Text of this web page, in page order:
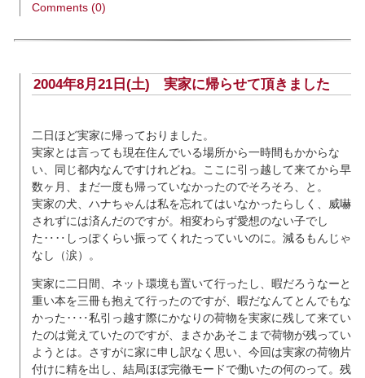
Comments (0)
2004年8月21日(土) 実家に帰らせて頂きました
二日ほど実家に帰っておりました。
実家とは言っても現在住んでいる場所から一時間もかからな
い、同じ都内なんですけれどね。ここに引っ越して来てから早
数ヶ月、まだ一度も帰っていなかったのでそろそろ、と。
実家の犬、ハナちゃんは私を忘れてはいなかったらしく、威嚇
されずには済んだのですが。相変わらず愛想のない子でし
た‥‥しっぽくらい振ってくれたっていいのに。減るもんじゃ
なし（涙）。
実家に二日間、ネット環境も置いて行ったし、暇だろうなーと
重い本を三冊も抱えて行ったのですが、暇だなんてとんでもな
かった‥‥私引っ越す際にかなりの荷物を実家に残して来てい
たのは覚えていたのですが、まさかあそこまで荷物が残ってい
ようとは。さすがに家に申し訳なく思い、今回は実家の荷物片
付けに精を出し、結局ほぼ完徹モードで働いたの何のって。残